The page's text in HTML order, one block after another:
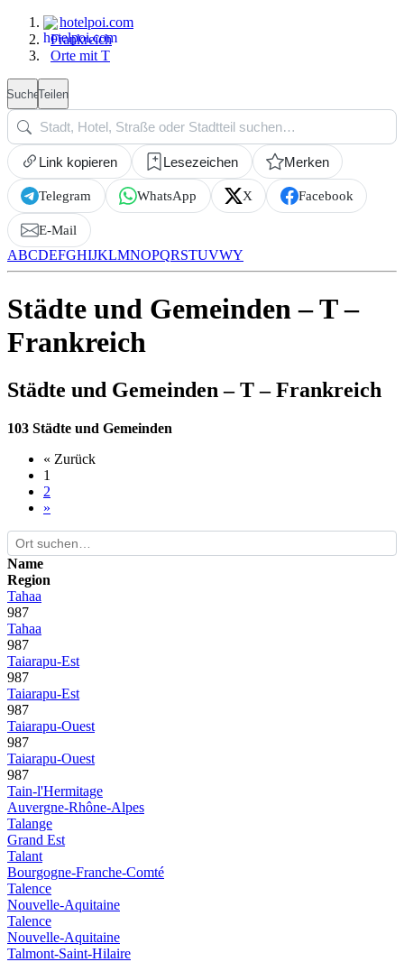
hotelpoi.com
Frankreich
Orte mit T
SucheTeilen
Link kopieren Lesezeichen Merken
Telegram WhatsApp X Facebook
E-Mail
ABCDEFGHIJKLMNOPQRSTUVWY
Städte und Gemeinden – T –
Frankreich
Städte und Gemeinden – T – Frankreich
103 Städte und Gemeinden
« Zurück
1
2
»
Name
Region
Tahaa
987
Tahaa
987
Taiarapu-Est
987
Taiarapu-Est
987
Taiarapu-Ouest
987
Taiarapu-Ouest
987
Tain-l'Hermitage
Auvergne-Rhône-Alpes
Talange
Grand Est
Talant
Bourgogne-Franche-Comté
Talence
Nouvelle-Aquitaine
Talence
Nouvelle-Aquitaine
Talmont-Saint-Hilaire